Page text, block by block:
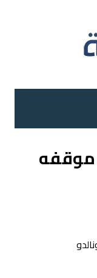
موقفه